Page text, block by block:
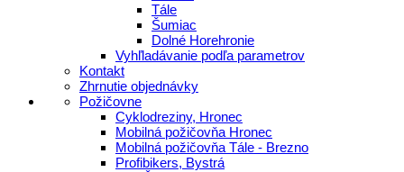
Tále
Šumiac
Dolné Horehronie
Vyhľladávanie podľa parametrov
Kontakt
Zhrnutie objednávky
Požičovne
Cyklodreziny, Hronec
Mobilná požičovňa Hronec
Mobilná požičovňa Tále - Brezno
Profibikers, Bystrá